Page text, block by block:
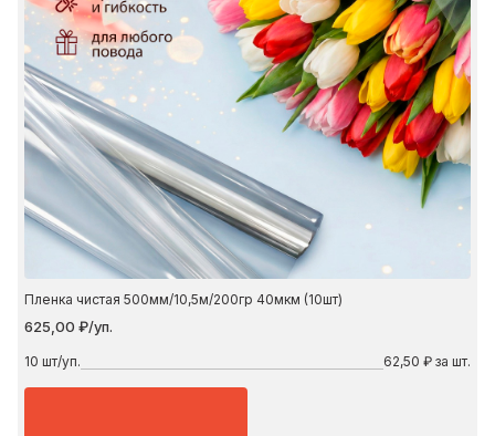
Пленка чистая 500мм/10,5м/200гр 40мкм (10шт)
625,00 ₽/уп.
10 шт/уп. 62,50 ₽ за шт.